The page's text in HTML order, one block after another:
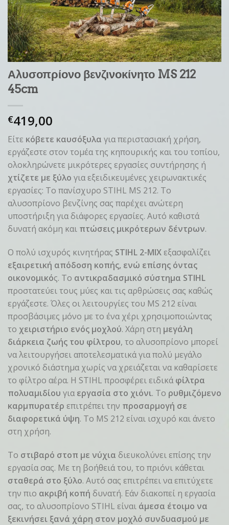
Αλυσοπρίονο βενζινοκίνητο MS 212
45cm
€419,00
Είτε κόβετε καυσόξυλα για περιστασιακή χρήση,
εργάζεστε στον τομέα της κηπουρικής και του τοπίου,
ολοκληρώνετε μικρότερες εργασίες συντήρησης ή
χτίζετε με ξύλο για εξειδικευμένες χειρωνακτικές
εργασίες: Το πανίσχυρο STIHL MS 212. Το
αλυσοπρίονο βενζίνης σας παρέχει ανώτερη
υποστήριξη για διάφορες εργασίες. Αυτό καθιστά
δυνατή ακόμη και πτώσεις μικρότερων δέντρων.
Ο πολύ ισχυρός κινητήρας STIHL 2-MIX εξασφαλίζει
εξαιρετική απόδοση κοπής, ενώ επίσης όντας
οικονομικός. Το αντικραδασμικό σύστημα STIHL
προστατεύει τους μύες και τις αρθρώσεις σας καθώς
εργάζεστε. Όλες οι λειτουργίες του MS 212 είναι
προσβάσιμες μόνο με το ένα χέρι χρησιμοποιώντας
το χειριστήριο ενός μοχλού. Χάρη στη μεγάλη
διάρκεια ζωής του φίλτρου, το αλυσοπρίονο μπορεί
να λειτουργήσει αποτελεσματικά για πολύ μεγάλο
χρονικό διάστημα χωρίς να χρειάζεται να καθαρίσετε
το φίλτρο αέρα. Η STIHL προσφέρει ειδικά φίλτρα
πολυαμιδίου για εργασία στο χιόνι. Το ρυθμιζόμενο
καρμπυρατέρ επιτρέπει την προσαρμογή σε
διαφορετικά ύψη. Το MS 212 είναι ισχυρό και άνετο
στη χρήση.
Το στιβαρό στοπ με νύχια διευκολύνει επίσης την
εργασία σας. Με τη βοήθειά του, το πριόνι κάθεται
σταθερά στο ξύλο. Αυτό σας επιτρέπει να επιτύχετε
την πιο ακριβή κοπή δυνατή. Εάν διακοπεί η εργασία
σας, το αλυσοπρίονο STIHL είναι άμεσα έτοιμο να
ξεκινήσει ξανά χάρη στον μοχλό συνδυασμού με